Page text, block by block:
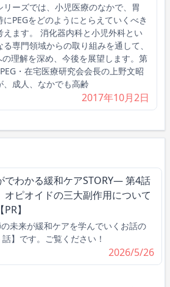
リーズでは、小児医療のなかで、胃
にPEGをどのようにとらえていくべき
えます。 消化器内科と小児外科とい
る専門領域からの取り組みを通して、
の理解を深め、今後を展望します。第
・在宅医療研究会会長の上野文昭
、成人、なかでも高齢
2017年10月2日
でわかる緩和ケアSTORY― 第4話
オピオイドの三大副作用について
】
未来が緩和ケアを学んでいくお話の
話】です。ご覧ください！
2026/5/26